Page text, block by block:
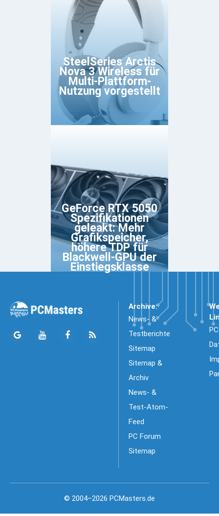
SteelSeries Arctis
Nova 3 Wireless für
Multi-Plattform-
Nutzung vorgestellt
GeForce RTX 5050
Spezifikationen
geleakt: Mehr
Grafikspeicher,
höhere TDP für
Blackwell-GPU der
Einstiegsklasse
Archive:
News- &
Testberichte
Sitemap
Sitemap &
Archiv
News- &
Test-Atom-
Feed
PC Forum
Sitemap
© 2004–2026 PCMasters.de